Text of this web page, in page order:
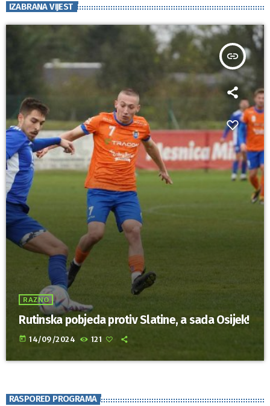
IZABRANA VIJEST
insert_link
RAZNO
Rutinska pobjeda protiv Slatine, a sada Osijek!
today 14/09/2024 121
RASPORED PROGRAMA